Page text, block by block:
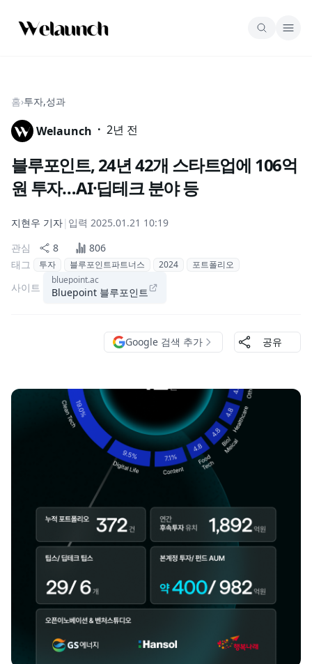
홈›투자,성과
Welaunch · 2년 전
블루포인트, 24년 42개 스타트업에 106억
원 투자…AI·딥테크 분야 등
지현우 기자| 입력 2025.01.21 10:19
관심
8
806
태그
투자 블루포인트파트너스 2024 포트폴리오
사이트
bluepoint.ac
Bluepoint 블루포인트
Google 검색 추가 공유